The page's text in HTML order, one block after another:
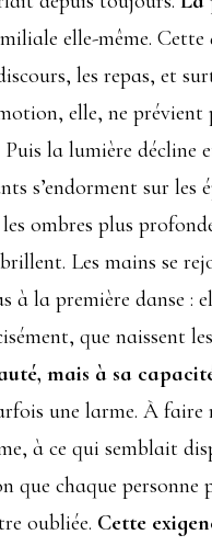
elle-même.
les repas, et
elle, ne
la lumière décline
s’endorment sur les
ombres plus
Les mains se
à la première danse
que naissent
mais à sa
une larme. À
à ce qui semblait
que chaque
oubliée. Cette